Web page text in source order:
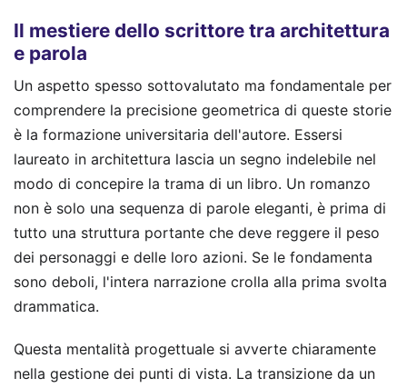
Il mestiere dello scrittore tra architettura
e parola
Un aspetto spesso sottovalutato ma fondamentale per
comprendere la precisione geometrica di queste storie
è la formazione universitaria dell'autore. Essersi
laureato in architettura lascia un segno indelebile nel
modo di concepire la trama di un libro. Un romanzo
non è solo una sequenza di parole eleganti, è prima di
tutto una struttura portante che deve reggere il peso
dei personaggi e delle loro azioni. Se le fondamenta
sono deboli, l'intera narrazione crolla alla prima svolta
drammatica.
Questa mentalità progettuale si avverte chiaramente
nella gestione dei punti di vista. La transizione da un